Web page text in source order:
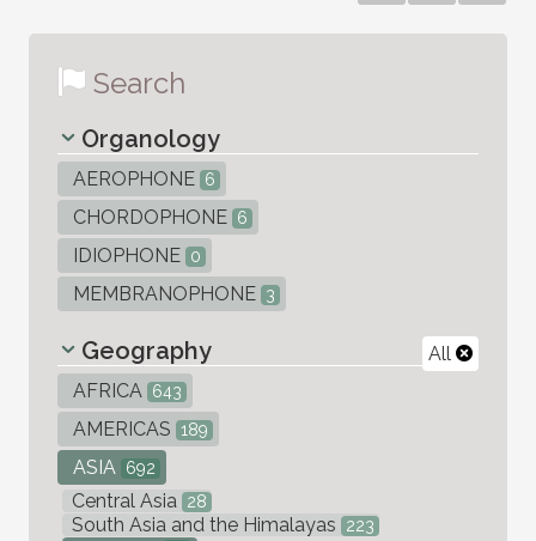
Search
Organology
AEROPHONE 6
CHORDOPHONE 6
IDIOPHONE 0
MEMBRANOPHONE 3
All
Geography
AFRICA 643
AMERICAS 189
ASIA 692
Central Asia 28
South Asia and the Himalayas 223